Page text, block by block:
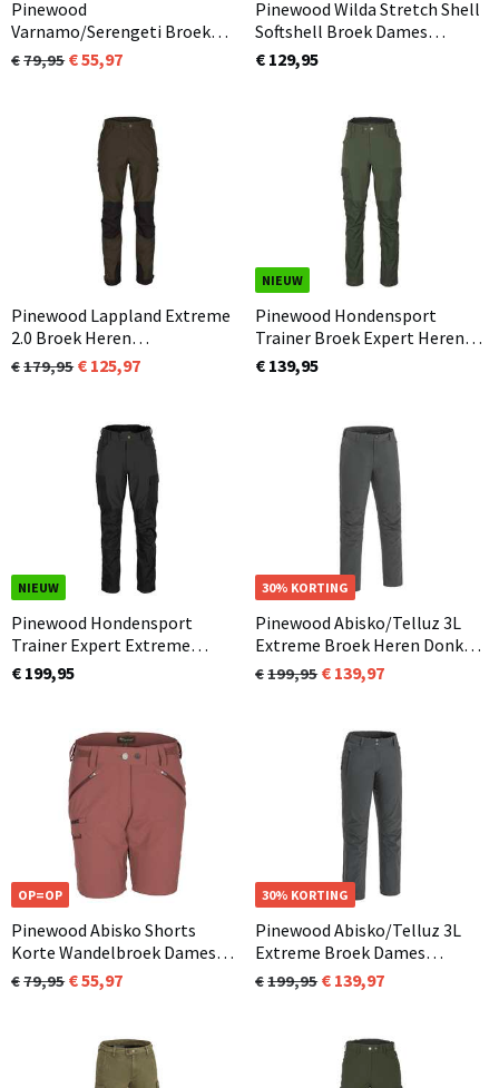
Pinewood
Varnamo/Serengeti Broek
Heren Desert Beige (253)
79,95 55,97
Pinewood Wilda Stretch Shell
Softshell Broek Dames
Mosgroen (135)
€ 129,95
Pinewood Lappland Extreme
2.0 Broek Heren
Mosgroen/Zwart (153) Ook in
korte maat verkrijgbaar
179,95 125,97
NIEUW
Pinewood Hondensport
Trainer Broek Expert Heren
Mosgroen (135)
€ 139,95
NIEUW
Pinewood Hondensport
Trainer Expert Extreme
Broek Heren Zwart (400)
€ 199,95
30% KORTING
Pinewood Abisko/Telluz 3L
Extreme Broek Heren Donker
Antraciet (443)
199,95 139,97
OP=OP
Pinewood Abisko Shorts
Korte Wandelbroek Dames
Marron Rose (597)
79,95 55,97
30% KORTING
Pinewood Abisko/Telluz 3L
Extreme Broek Dames
Donker Antraciet (443)
199,95 139,97